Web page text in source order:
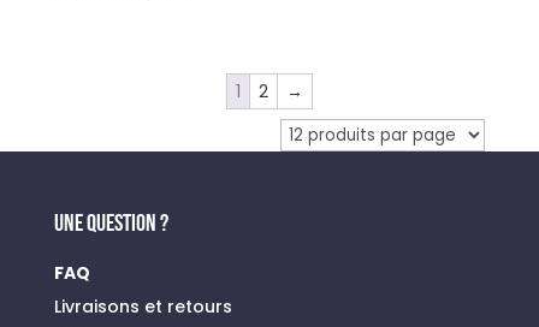
69,30 €.
1 2 →
UNE QUESTION ?
FAQ
Livraisons et retours